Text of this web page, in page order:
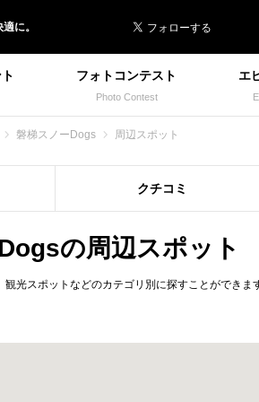
に。
フォトコンテスト
Photo Contest
エ
磐梯スノーDogs 周辺スポット
クチコミ
の周辺スポット
光スポットなどのカテゴリ別に探すことができま